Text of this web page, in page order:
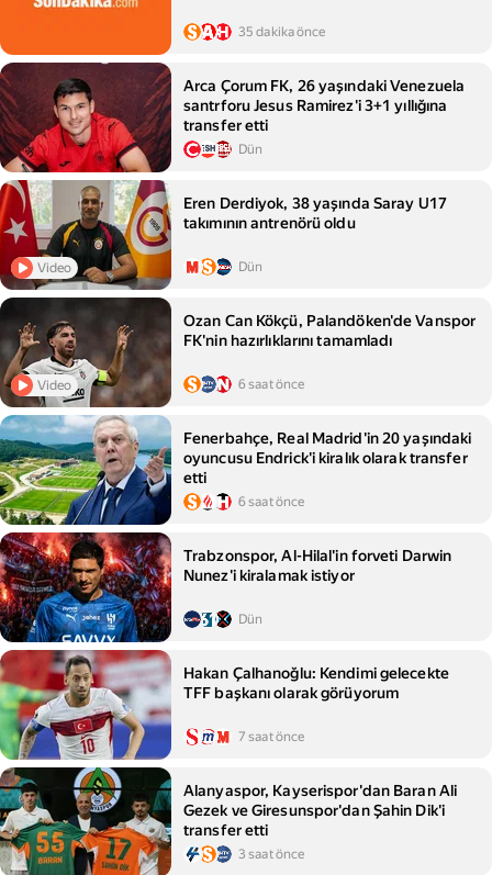
35 dakika önce
Arca Çorum FK, 26 yaşındaki Venezuela
santrforu Jesus Ramirez'i 3+1 yıllığına
transfer etti
Dün
Video
Eren Derdiyok, 38 yaşında Saray U17
takımının antrenörü oldu
Dün
Video
Ozan Can Kökçü, Palandöken'de Vanspor
FK'nin hazırlıklarını tamamladı
6 saat önce
Fenerbahçe, Real Madrid'in 20 yaşındaki
oyuncusu Endrick'i kiralık olarak transfer
etti
6 saat önce
Trabzonspor, Al-Hilal'in forveti Darwin
Nunez'i kiralamak istiyor
Dün
Hakan Çalhanoğlu: Kendimi gelecekte
TFF başkanı olarak görüyorum
7 saat önce
Alanyaspor, Kayserispor'dan Baran Ali
Gezek ve Giresunspor'dan Şahin Dik'i
transfer etti
3 saat önce